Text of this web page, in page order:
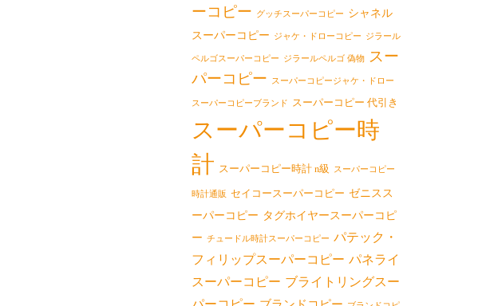
ーコピー グッチスーパーコピー シャネル
スーパーコピー ジャケ・ドローコピー ジラール
ペルゴスーパーコピー ジラールペルゴ 偽物 スー
パーコピー スーパーコピージャケ・ドロー
スーパーコピーブランド スーパーコピー 代引き
スーパーコピー時
計 スーパーコピー時計 n級 スーパーコピー
時計通販 セイコースーパーコピー ゼニスス
ーパーコピー タグホイヤースーパーコピ
ー チュードル時計スーパーコピー パテック・
フィリップスーパーコピー パネライ
スーパーコピー ブライトリングスー